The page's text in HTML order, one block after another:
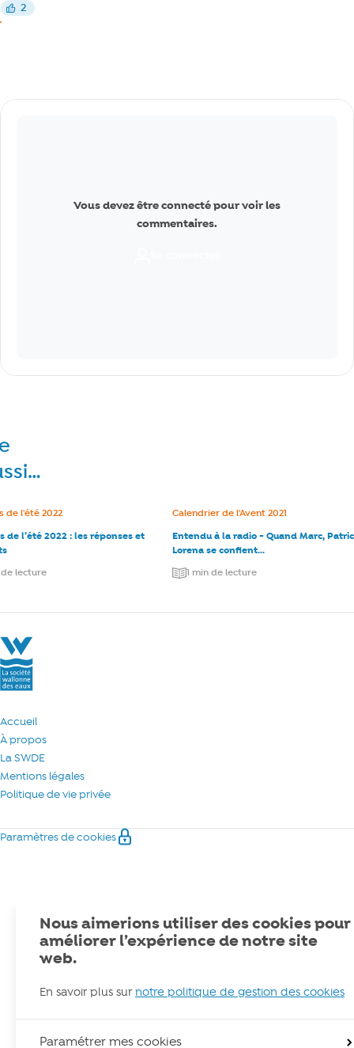
Réagir
2
J’aime
Vous devez être connecté pour voir les
commentaires.
de l’été 2022 : les réponses et
:
de l'été 2022
de lecture
Entendu à la radio - Quand Marc,
Lorena se confient...
Catégorie :
Calendrier de l'Avent 2021
1 min de lecture
La Société Wallonne des Eaux
Accueil
À propos
La SWDE
Mentions légales
Politique de vie privée
Paramètres de cookies
Nous aimerions utiliser des cookies pour
améliorer l’expérience de notre site
web.
En savoir plus surnotre politique de gestion des cookies
Paramétrer mes cookies